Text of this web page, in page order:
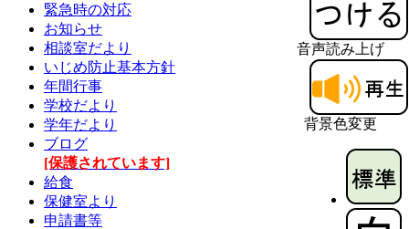
音声読み上げ
背景色変更
緊急時の対応
お知らせ
相談室だより
いじめ防止基本方針
年間行事
学校だより
学年だより
ブログ
[保護されています]
給食
保健室より
申請書等